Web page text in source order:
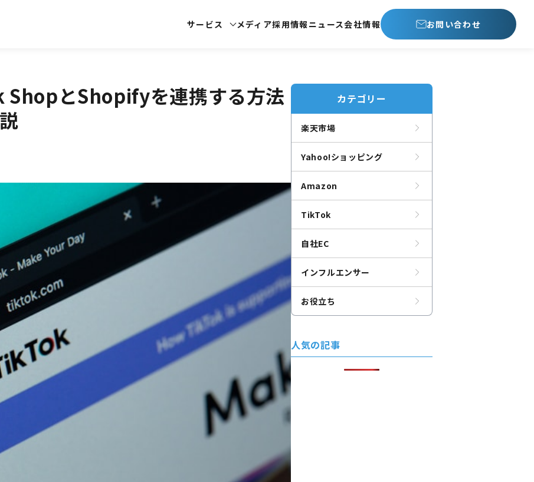
サービス メディア採用情報ニュース会社情報 お問い合わせ
ShopとShopifyを連携する方法
カテゴリー
楽天市場
Yahoo!ショッピング
Amazon
TikTok
自社EC
インフルエンサー
お役立ち
人気の記事